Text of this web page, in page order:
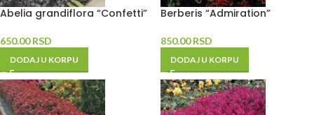
Abelia grandiflora “Confetti”
650.00RSD
DODAJ U KORPU
Berberis “Admiration”
850.00RSD
DODAJ U KORPU